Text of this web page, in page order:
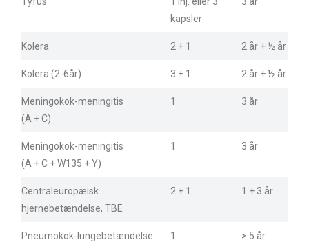
kapsler
Kolera 2 + 1 2 år + ½ år
Kolera (2-6år) 3 + 1 2 år + ½ år
Meningokok-meningitis
(A + C)
1 3 år
Meningokok-meningitis
(A + C + W135 + Y)
1 3 år
Centraleuropæisk
hjernebetændelse, TBE
2 + 1 1 + 3 år
Pneumokok-lungebetændelse 1 > 5 år